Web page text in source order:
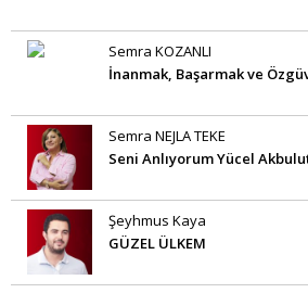
Semra KOZANLI
İnanmak, Başarmak ve
Semra NEJLA TEKE
Seni Anlıyorum Yücel
Şeyhmus Kaya
GÜZEL ÜLKEM